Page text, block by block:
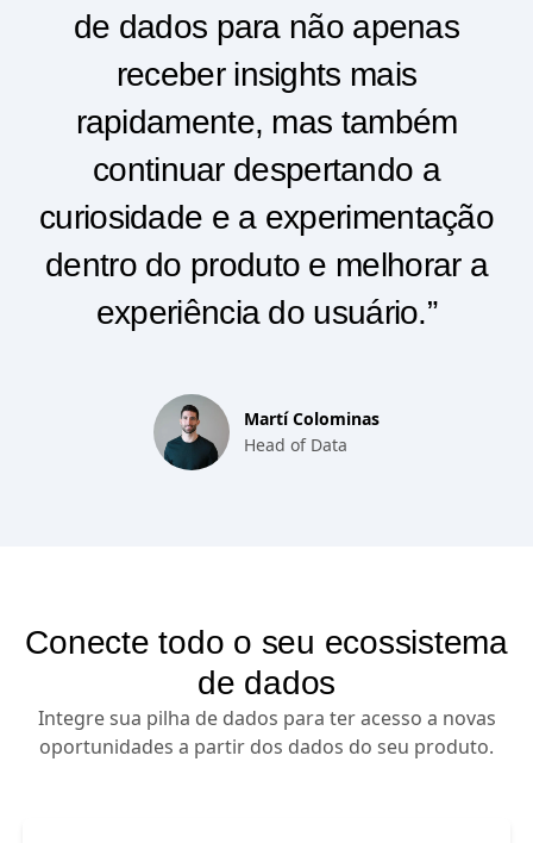
de dados para não apenas
receber insights mais
rapidamente, mas também
continuar despertando a
curiosidade e a experimentação
dentro do produto e melhorar a
experiência do usuário.”
Martí Colominas
Head of Data
Conecte todo o seu ecossistema
de dados
Integre sua pilha de dados para ter acesso a novas
oportunidades a partir dos dados do seu produto.